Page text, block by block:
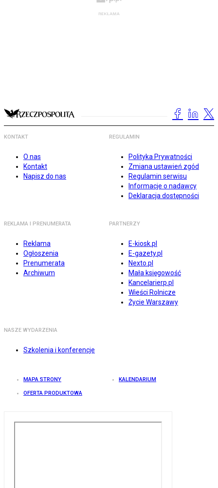
KONTAKT
O nas
Kontakt
Napisz do nas
REGULAMIN
Polityka Prywatności
Zmiana ustawień zgód
Regulamin serwisu
Informacje o nadawcy
Deklaracja dostępności
REKLAMA I PRENUMERATA
Reklama
Ogłoszenia
Prenumerata
Archiwum
PARTNERZY
E-kiosk.pl
E-gazety.pl
Nexto.pl
Mała księgowość
Kancelarierp.pl
Wieści Rolnicze
Życie Warszawy
NASZE WYDARZENIA
Szkolenia i konferencje
MAPA STRONY KALENDARIUM
OFERTA PRODUKTOWA